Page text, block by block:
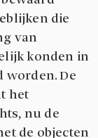
die
van
konden in
De
het
nu de
de objecten